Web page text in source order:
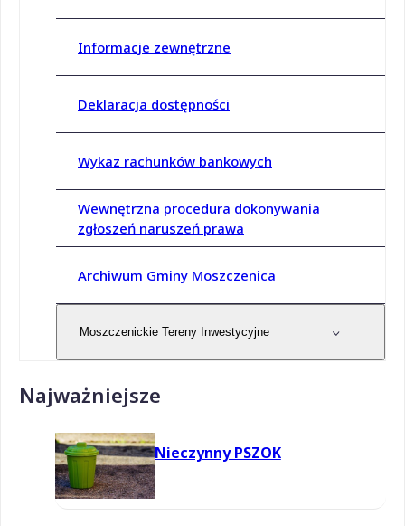
Informacje zewnętrzne
Deklaracja dostępności
Wykaz rachunków bankowych
Wewnętrzna procedura dokonywania
zgłoszeń naruszeń prawa
Archiwum Gminy Moszczenica
Moszczenickie Tereny Inwestycyjne
Najważniejsze
Nieczynny PSZOK